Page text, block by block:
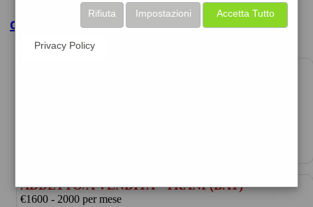
clicca per maggiori dettagli
ADDETTO/A VENDITA - TRANI (BAT)
€1600 - 2000 per mese
Accetta Tutto
Impostazioni
Rifiuta
Privacy Policy